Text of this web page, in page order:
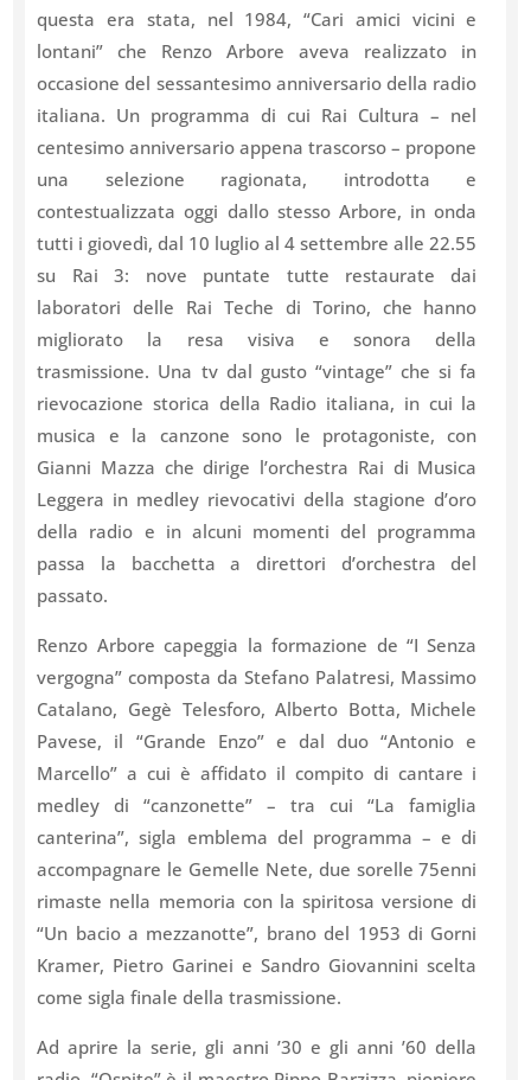
questa era stata, nel 1984, “Cari amici vicini e
lontani” che Renzo Arbore aveva realizzato in
occasione del sessantesimo anniversario della radio
italiana. Un programma di cui Rai Cultura – nel
centesimo anniversario appena trascorso – propone
una selezione ragionata, introdotta e
contestualizzata oggi dallo stesso Arbore, in onda
tutti i giovedì, dal 10 luglio al 4 settembre alle 22.55
su Rai 3: nove puntate tutte restaurate dai
laboratori delle Rai Teche di Torino, che hanno
migliorato la resa visiva e sonora della
trasmissione. Una tv dal gusto “vintage” che si fa
rievocazione storica della Radio italiana, in cui la
musica e la canzone sono le protagoniste, con
Gianni Mazza che dirige l’orchestra Rai di Musica
Leggera in medley rievocativi della stagione d’oro
della radio e in alcuni momenti del programma
passa la bacchetta a direttori d’orchestra del
passato.
Renzo Arbore capeggia la formazione de “I Senza
vergogna” composta da Stefano Palatresi, Massimo
Catalano, Gegè Telesforo, Alberto Botta, Michele
Pavese, il “Grande Enzo” e dal duo “Antonio e
Marcello” a cui è affidato il compito di cantare i
medley di “canzonette” – tra cui “La famiglia
canterina”, sigla emblema del programma – e di
accompagnare le Gemelle Nete, due sorelle 75enni
rimaste nella memoria con la spiritosa versione di
“Un bacio a mezzanotte”, brano del 1953 di Gorni
Kramer, Pietro Garinei e Sandro Giovannini scelta
come sigla finale della trasmissione.
Ad aprire la serie, gli anni ’30 e gli anni ’60 della